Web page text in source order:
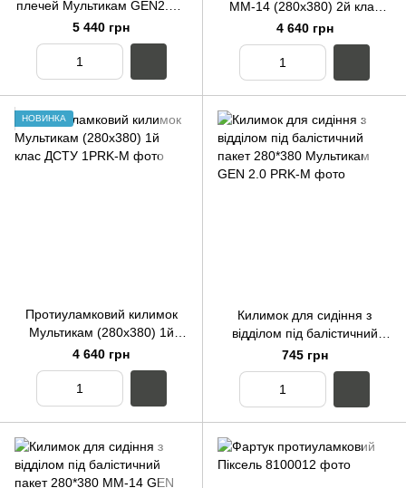
плечей Мультикам GEN2.0 1
клас ДСТУ
5 440 грн
ММ-14 (280х380) 2й клас
ДСТУ
4 640 грн
НОВИНКА
Протиуламковий килимок
Мультикам (280х380) 1й
клас ДСТУ
4 640 грн
Килимок для сидіння з
відділом під балістичний
пакет 280*380 Мультикам
GEN 2.0
745 грн